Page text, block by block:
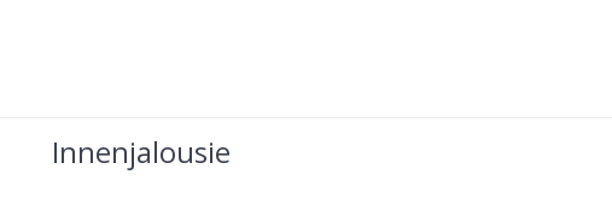
Innenjalousie